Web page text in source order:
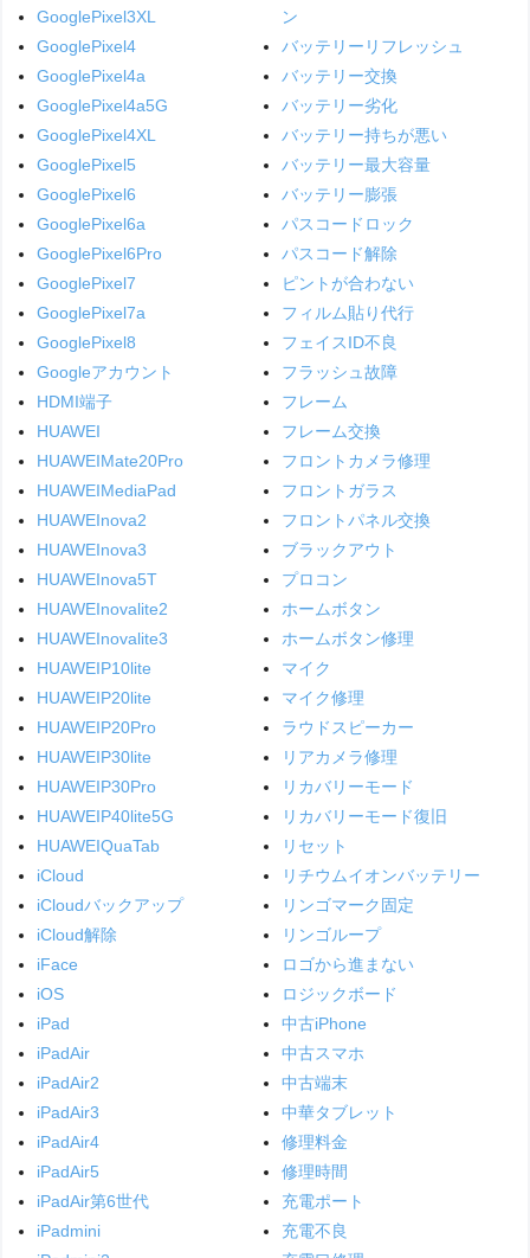
GooglePixel3XL
GooglePixel4
GooglePixel4a
GooglePixel4a5G
GooglePixel4XL
GooglePixel5
GooglePixel6
GooglePixel6a
GooglePixel6Pro
GooglePixel7
GooglePixel7a
GooglePixel8
Googleアカウント
HDMI端子
HUAWEI
HUAWEIMate20Pro
HUAWEIMediaPad
HUAWEInova2
HUAWEInova3
HUAWEInova5T
HUAWEInovalite2
HUAWEInovalite3
HUAWEIP10lite
HUAWEIP20lite
HUAWEIP20Pro
HUAWEIP30lite
HUAWEIP30Pro
HUAWEIP40lite5G
HUAWEIQuaTab
iCloud
iCloudバックアップ
iCloud解除
iFace
iOS
iPad
iPadAir
iPadAir2
iPadAir3
iPadAir4
iPadAir5
iPadAir第6世代
iPadmini
ン
バッテリーリフレッシュ
バッテリー交換
バッテリー劣化
バッテリー持ちが悪い
バッテリー最大容量
バッテリー膨張
パスコードロック
パスコード解除
ピントが合わない
フィルム貼り代行
フェイスID不良
フラッシュ故障
フレーム
フレーム交換
フロントカメラ修理
フロントガラス
フロントパネル交換
ブラックアウト
プロコン
ホームボタン
ホームボタン修理
マイク
マイク修理
ラウドスピーカー
リアカメラ修理
リカバリーモード
リカバリーモード復旧
リセット
リチウムイオンバッテリー
リンゴマーク固定
リンゴループ
ロゴから進まない
ロジックボード
中古iPhone
中古スマホ
中古端末
中華タブレット
修理料金
修理時間
充電ポート
充電不良